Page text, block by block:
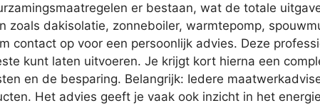
er bestaan, wat de totale
zoals dakisolatie, zonneboiler, warmtepomp,
contact op voor een persoonlijk advies. Deze
kunt laten uitvoeren. Je krijgt kort hierna een
en de besparing. Belangrijk: Iedere
Het advies geeft je vaak ook inzicht in het